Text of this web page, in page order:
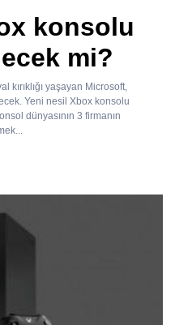
konsolu
mi?
kırıklığı yaşayan Microsoft,
Yeni nesil Xbox konsolu
dünyasının 3 firmanın